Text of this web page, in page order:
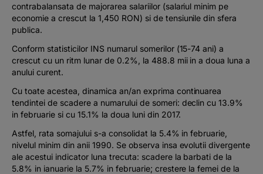
contrabalansata de majorarea salariilor (salariul minim pe
economie a crescut la 1,450 RON) si de tensiunile din sfera
publica.
Conform statisticilor INS numarul somerilor (15-74 ani) a
crescut cu un ritm lunar de 0.2%, la 488.8 mii in a doua luna a
anului curent.
Cu toate acestea, dinamica an/an exprima continuarea
tendintei de scadere a numarului de someri: declin cu 13.9%
in februarie si cu 15.1% la doua luni din 2017.
Astfel, rata somajului s-a consolidat la 5.4% in februarie,
nivelul minim din anii 1990. Se observa insa evolutii divergente
ale acestui indicator luna trecuta: scadere la barbati de la
5.8% in ianuarie la 5.7% in februarie; crestere la femei de la